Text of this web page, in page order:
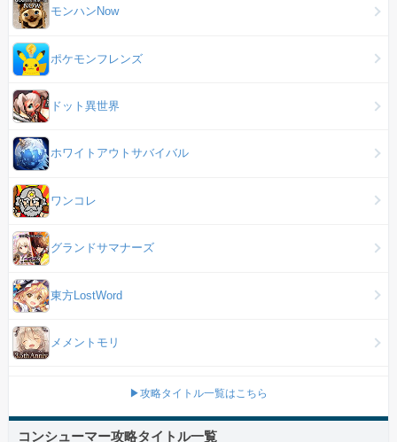
モンハンNow
ポケモンフレンズ
ドット異世界
ホワイトアウトサバイバル
ワンコレ
グランドサマナーズ
東方LostWord
メメントモリ
▶攻略タイトル一覧はこちら
コンシューマー攻略タイトル一覧